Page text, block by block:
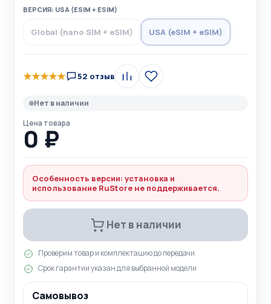
ВЕРСИЯ: USA (ESIM + ESIM)
Global (nano SIM + eSIM) USA (eSIM + eSIM)
★★★★★ 52 отзыв Сравнить
В
избранное
Нет в наличии
Цена товара
0 ₽
Особенность версии: установка и
использование RuStore не поддерживается.
Нет в наличии
Проверим товар и комплектацию до передачи
Срок гарантии указан для выбранной модели
Самовывоз